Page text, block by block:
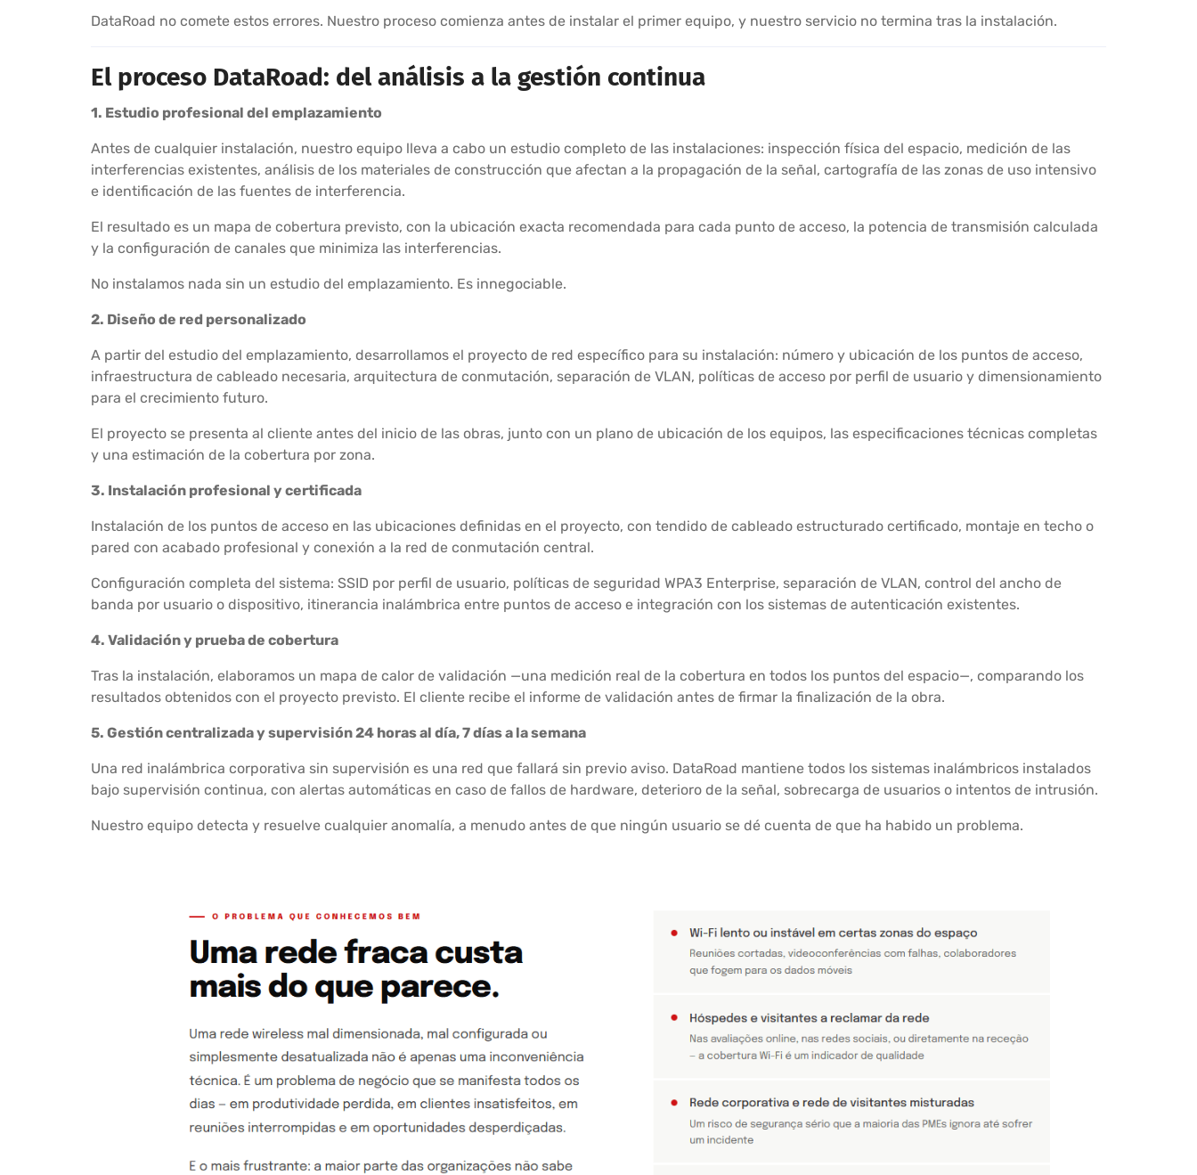
DataRoad no comete estos errores. Nuestro proceso comienza antes de instalar el primer equipo, y nuestro servicio no termina tras la instalación.
El proceso DataRoad: del análisis a la gestión continua
1. Estudio profesional del emplazamiento
Antes de cualquier instalación, nuestro equipo lleva a cabo un estudio completo de las instalaciones: inspección física del espacio, medición de las
interferencias existentes, análisis de los materiales de construcción que afectan a la propagación de la señal, cartografía de las zonas de uso intensivo
e identificación de las fuentes de interferencia.
El resultado es un mapa de cobertura previsto, con la ubicación exacta recomendada para cada punto de acceso, la potencia de transmisión calculada
y la configuración de canales que minimiza las interferencias.
No instalamos nada sin un estudio del emplazamiento. Es innegociable.
2. Diseño de red personalizado
A partir del estudio del emplazamiento, desarrollamos el proyecto de red específico para su instalación: número y ubicación de los puntos de acceso,
infraestructura de cableado necesaria, arquitectura de conmutación, separación de VLAN, políticas de acceso por perfil de usuario y dimensionamiento
para el crecimiento futuro.
El proyecto se presenta al cliente antes del inicio de las obras, junto con un plano de ubicación de los equipos, las especificaciones técnicas completas
y una estimación de la cobertura por zona.
3. Instalación profesional y certificada
Instalación de los puntos de acceso en las ubicaciones definidas en el proyecto, con tendido de cableado estructurado certificado, montaje en techo o
pared con acabado profesional y conexión a la red de conmutación central.
Configuración completa del sistema: SSID por perfil de usuario, políticas de seguridad WPA3 Enterprise, separación de VLAN, control del ancho de
banda por usuario o dispositivo, itinerancia inalámbrica entre puntos de acceso e integración con los sistemas de autenticación existentes.
4. Validación y prueba de cobertura
Tras la instalación, elaboramos un mapa de calor de validación —una medición real de la cobertura en todos los puntos del espacio—, comparando los
resultados obtenidos con el proyecto previsto. El cliente recibe el informe de validación antes de firmar la finalización de la obra.
5. Gestión centralizada y supervisión 24 horas al día, 7 días a la semana
Una red inalámbrica corporativa sin supervisión es una red que fallará sin previo aviso. DataRoad mantiene todos los sistemas inalámbricos instalados
bajo supervisión continua, con alertas automáticas en caso de fallos de hardware, deterioro de la señal, sobrecarga de usuarios o intentos de intrusión.
Nuestro equipo detecta y resuelve cualquier anomalía, a menudo antes de que ningún usuario se dé cuenta de que ha habido un problema.